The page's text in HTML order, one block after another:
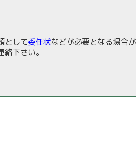
として委任状などが必要となる場合が
下さい。